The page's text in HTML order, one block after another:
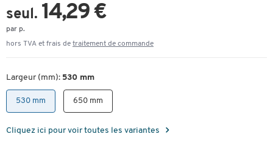
seul. 14,29 €
par p.
hors TVA et frais de traitement de commande
Largeur (mm): 530 mm
530 mm 650 mm
Cliquez ici pour voir toutes les variantes